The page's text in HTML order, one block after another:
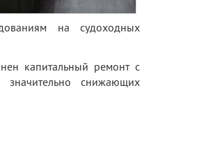
на судоходных
капитальный ремонт с
значительно снижающих